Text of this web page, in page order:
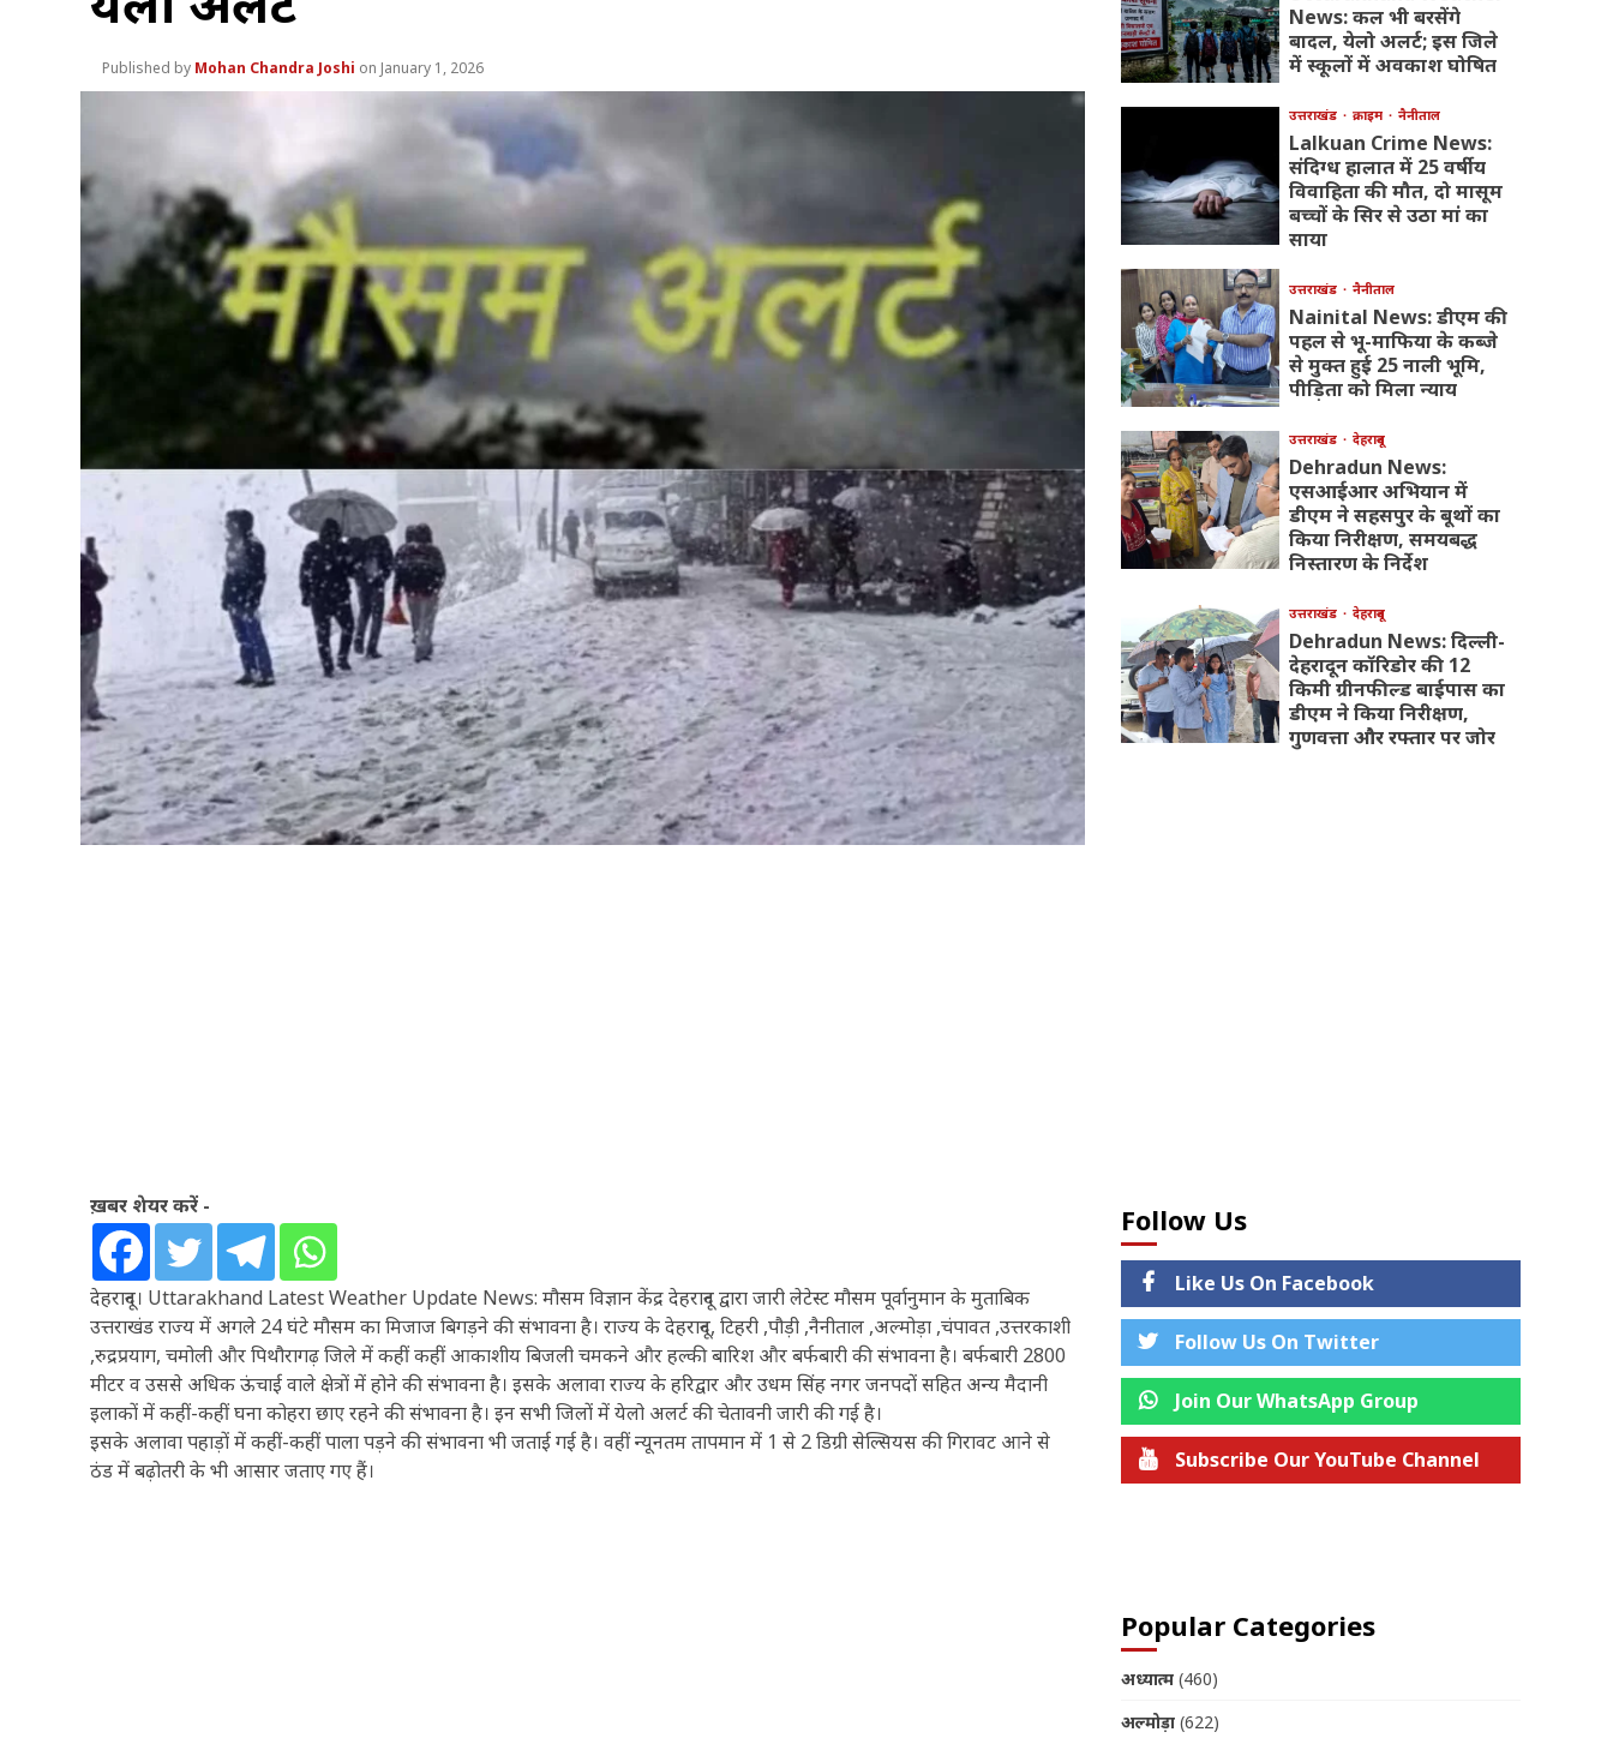
Mohan Chandra Joshi January 1, 2026
ख़बर शेयर करें -
देहरादून। Uttarakhand Latest Weather Update News: मौसम विज्ञान केंद्र देहरादून द्वारा जारी लेटेस्ट मौसम पूर्वानुमान के मुताबिक
उत्तराखंड राज्य में अगले 24 घंटे मौसम का मिजाज बिगड़ने की संभावना है। राज्य के देहरादून, टिहरी ,पौड़ी ,नैनीताल ,अल्मोड़ा ,चंपावत ,उत्तरकाशी
,रुद्रप्रयाग, चमोली और पिथौरागढ़ जिले में कहीं कहीं आकाशीय बिजली चमकने और हल्की बारिश और बर्फबारी की संभावना है। बर्फबारी 2800
मीटर व उससे अधिक ऊंचाई वाले क्षेत्रों में होने की संभावना है। इसके अलावा राज्य के हरिद्वार और उधम सिंह नगर जनपदों सहित अन्य मैदानी
इलाकों में कहीं-कहीं घना कोहरा छाए रहने की संभावना है। इन सभी जिलों में येलो अलर्ट की चेतावनी जारी की गई है।
इसके अलावा पहाड़ों में कहीं-कहीं पाला पड़ने की संभावना भी जताई गई है। वहीं न्यूनतम तापमान में 1 से 2 डिग्री सेल्सियस की गिरावट आने से
ठंड में बढ़ोतरी के भी आसार जताए गए हैं।
News: कल भी बरसेंगे
बादल, येलो अलर्ट; इस जिले
में स्कूलों में अवकाश घोषित
उत्तराखंड क्राइम नैनीताल
Lalkuan Crime News:
संदिग्ध हालात में 25 वर्षीय
विवाहिता की मौत, दो मासूम
बच्चों के सिर से उठा मां का
साया
उत्तराखंड नैनीताल
Nainital News: डीएम की
पहल से भू-माफिया के कब्जे
से मुक्त हुई 25 नाली भूमि,
पीड़िता को मिला न्याय
उत्तराखंड देहरादून
Dehradun News:
एसआईआर अभियान में
डीएम ने सहसपुर के बूथों का
किया निरीक्षण, समयबद्ध
निस्तारण के निर्देश
उत्तराखंड देहरादून
Dehradun News: दिल्ली-
देहरादून कॉरिडोर की 12
किमी ग्रीनफील्ड बाईपास का
डीएम ने किया निरीक्षण,
गुणवत्ता और रफ्तार पर जोर
Follow Us
Like Us On Facebook
Follow Us On Twitter
Join Our WhatsApp Group
Subscribe Our YouTube Channel
Popular Categories
अध्यात्म(460)
अल्मोड़ा(622)